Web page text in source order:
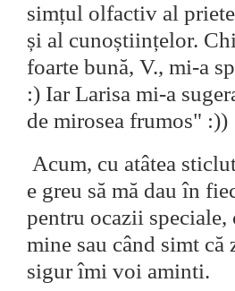
simțul olfactiv al
și al cunoștiințelor.
foarte bună, V., mi-a
:) Iar Larisa mi-a
de mirosea frumos" :))
Acum, cu atâtea
e greu să mă dau în
pentru ocazii speciale,
mine sau când simt că
sigur îmi voi aminti.